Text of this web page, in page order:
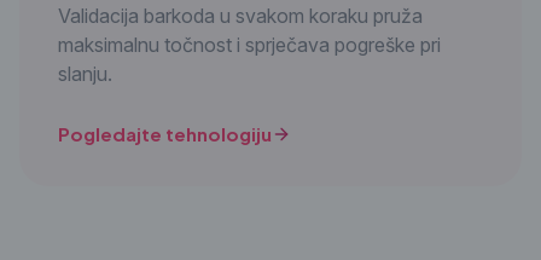
Validacija barkoda u svakom koraku pruža
maksimalnu točnost i sprječava pogreške pri
slanju.
Pogledajte tehnologiju